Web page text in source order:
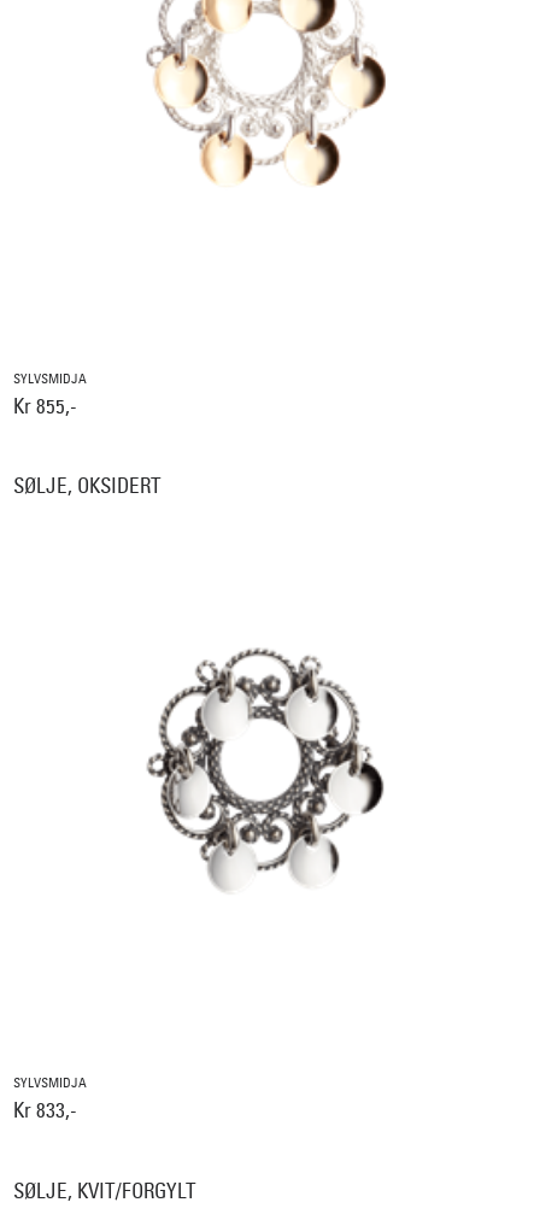
SYLVSMIDJA
Kr 855,-
SØLJE, OKSIDERT
SYLVSMIDJA
Kr 833,-
SØLJE, KVIT/FORGYLT